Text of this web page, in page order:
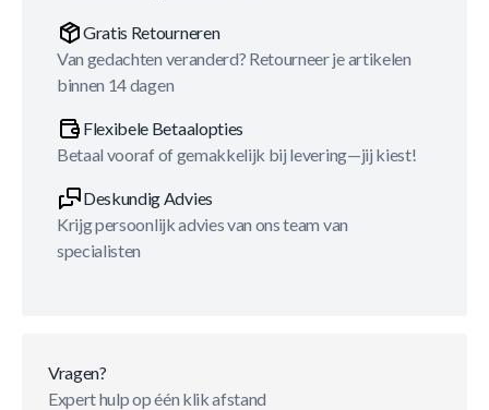
Gratis Retourneren
Van gedachten veranderd? Retourneer je artikelen
binnen 14 dagen
Flexibele Betaalopties
Betaal vooraf of gemakkelijk bij levering—jij kiest!
Deskundig Advies
Krijg persoonlijk advies van ons team van
specialisten
Vragen?
Expert hulp op één klik afstand